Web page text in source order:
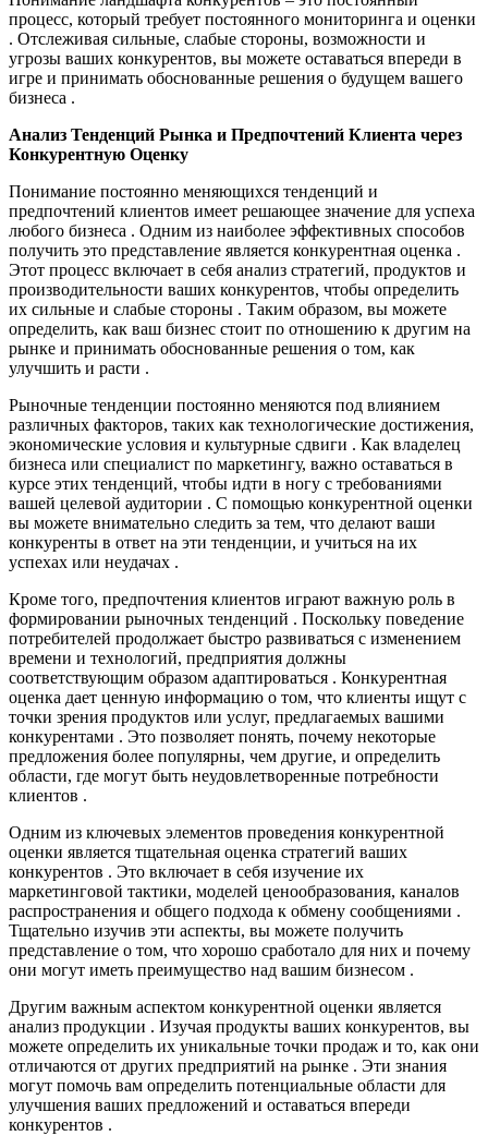
процесс, который требует постоянного мониторинга и оценки
. Отслеживая сильные, слабые стороны, возможности и
угрозы ваших конкурентов, вы можете оставаться впереди в
игре и принимать обоснованные решения о будущем вашего
бизнеса .
Анализ Тенденций Рынка и Предпочтений Клиента через
Конкурентную Оценку
Понимание постоянно меняющихся тенденций и
предпочтений клиентов имеет решающее значение для успеха
любого бизнеса . Одним из наиболее эффективных способов
получить это представление является конкурентная оценка .
Этот процесс включает в себя анализ стратегий, продуктов и
производительности ваших конкурентов, чтобы определить
их сильные и слабые стороны . Таким образом, вы можете
определить, как ваш бизнес стоит по отношению к другим на
рынке и принимать обоснованные решения о том, как
улучшить и расти .
Рыночные тенденции постоянно меняются под влиянием
различных факторов, таких как технологические достижения,
экономические условия и культурные сдвиги . Как владелец
бизнеса или специалист по маркетингу, важно оставаться в
курсе этих тенденций, чтобы идти в ногу с требованиями
вашей целевой аудитории . С помощью конкурентной оценки
вы можете внимательно следить за тем, что делают ваши
конкуренты в ответ на эти тенденции, и учиться на их
успехах или неудачах .
Кроме того, предпочтения клиентов играют важную роль в
формировании рыночных тенденций . Поскольку поведение
потребителей продолжает быстро развиваться с изменением
времени и технологий, предприятия должны
соответствующим образом адаптироваться . Конкурентная
оценка дает ценную информацию о том, что клиенты ищут с
точки зрения продуктов или услуг, предлагаемых вашими
конкурентами . Это позволяет понять, почему некоторые
предложения более популярны, чем другие, и определить
области, где могут быть неудовлетворенные потребности
клиентов .
Одним из ключевых элементов проведения конкурентной
оценки является тщательная оценка стратегий ваших
конкурентов . Это включает в себя изучение их
маркетинговой тактики, моделей ценообразования, каналов
распространения и общего подхода к обмену сообщениями .
Тщательно изучив эти аспекты, вы можете получить
представление о том, что хорошо сработало для них и почему
они могут иметь преимущество над вашим бизнесом .
Другим важным аспектом конкурентной оценки является
анализ продукции . Изучая продукты ваших конкурентов, вы
можете определить их уникальные точки продаж и то, как они
отличаются от других предприятий на рынке . Эти знания
могут помочь вам определить потенциальные области для
улучшения ваших предложений и оставаться впереди
конкурентов .